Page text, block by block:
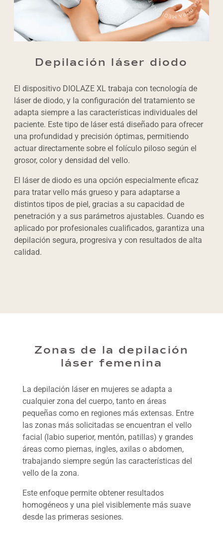
Depilación láser diodo
El dispositivo DIOLAZE XL trabaja con tecnología de
láser de diodo, y la configuración del tratamiento se
adapta siempre a las características individuales del
paciente. Este tipo de láser está diseñado para ofrecer
una profundidad y precisión óptimas, permitiendo
actuar directamente sobre el folículo piloso según el
grosor, color y densidad del vello.
El láser de diodo es una opción especialmente eficaz
para tratar vello más grueso y para adaptarse a
distintos tipos de piel, gracias a su capacidad de
penetración y a sus parámetros ajustables. Cuando es
aplicado por profesionales cualificados, garantiza una
depilación segura, progresiva y con resultados de alta
calidad.
Zonas de la depilación
láser femenina
La depilación láser en mujeres se adapta a
cualquier zona del cuerpo, tanto en áreas
pequeñas como en regiones más extensas. Entre
las zonas más solicitadas se encuentran el vello
facial (labio superior, mentón, patillas) y grandes
áreas como piernas, ingles, axilas o abdomen,
trabajando siempre según las características del
vello de la zona.
Este enfoque permite obtener resultados
homogéneos y una piel visiblemente más suave
desde las primeras sesiones.